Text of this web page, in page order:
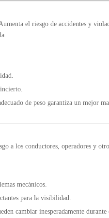
el riesgo de accidentes y
de peso garantiza un mejor
a los conductores, operadores y
mecánicos.
para la visibilidad.
cambiar inesperadamente